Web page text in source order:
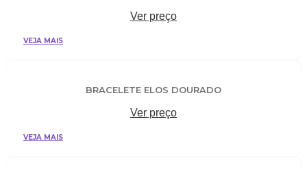
Ver preço
VEJA MAIS
BRACELETE ELOS DOURADO
Ver preço
VEJA MAIS